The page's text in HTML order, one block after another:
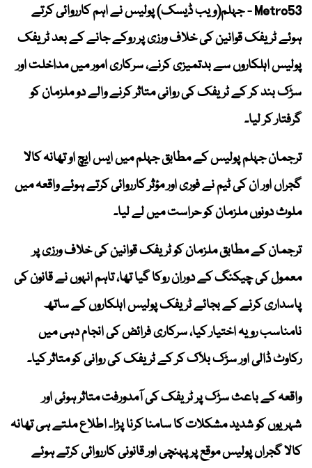
Metro53 - جہلم(ویب ڈیسک) پولیس نے اہم کارروائی کرتے
ہوئے ٹریفک قوانین کی خلاف ورزی پر روکے جانے کے بعد ٹریفک
پولیس اہلکاروں سے بدتمیزی کرنے، سرکاری امور میں مداخلت اور
سڑک بند کر کے ٹریفک کی روانی متاثر کرنے والے دو ملزمان کو
گرفتار کر لیا۔
ترجمان جہلم پولیس کے مطابق جہلم میں ایس ایچ او تھانہ کالا
گجراں اور ان کی ٹیم نے فوری اور مؤثر کارروائی کرتے ہوئے واقعہ میں
ملوث دونوں ملزمان کو حراست میں لے لیا۔
ترجمان کے مطابق ملزمان کو ٹریفک قوانین کی خلاف ورزی پر
معمول کی چیکنگ کے دوران روکا گیا تھا، تاہم انہوں نے قانون کی
پاسداری کرنے کے بجائے ٹریفک پولیس اہلکاروں کے ساتھ
نامناسب رویہ اختیار کیا، سرکاری فرائض کی انجام دہی میں
رکاوٹ ڈالی اور سڑک بلاک کر کے ٹریفک کی روانی کو متاثر کیا۔
واقعہ کے باعث سڑک پر ٹریفک کی آمدورفت متاثر ہوئی اور
شہریوں کو شدید مشکلات کا سامنا کرنا پڑا۔ اطلاع ملتے ہی تھانہ
کالا گجراں پولیس موقع پر پہنچی اور قانونی کارروائی کرتے ہوئے